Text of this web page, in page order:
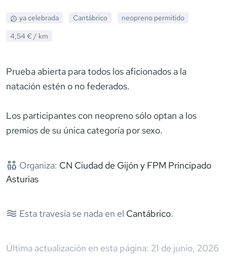
ya celebrada Cantábrico neopreno permitido
4,54 € / km
Prueba abierta para todos los aficionados a la
natación estén o no federados.
Los participantes con neopreno sólo optan a los
premios de su única categoría por sexo.
Organiza: CN Ciudad de Gijón y FPM Principado
Asturias
Esta travesía se nada en el Cantábrico.
Última actualización en esta página: 21 de junio, 2026